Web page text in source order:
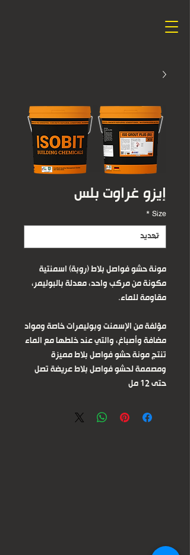
إيزو غراوت بلس
Size
*
مونة حشو فواصل بلاط (روبة) اسمنتية
مكونة من مركب واحد، معدلة بالبوليمر،
مقاومة للماء.
مؤلفة من الإسمنت وبوليمرات خاصة ومواد
مضافة وأصباغ، والتي عند خلطها مع الماء
تنتج مونة حشو فواصل بلاط مميزة
ومصممة لحشو فواصل بلاط عريضة تصل
حتى 12 مل